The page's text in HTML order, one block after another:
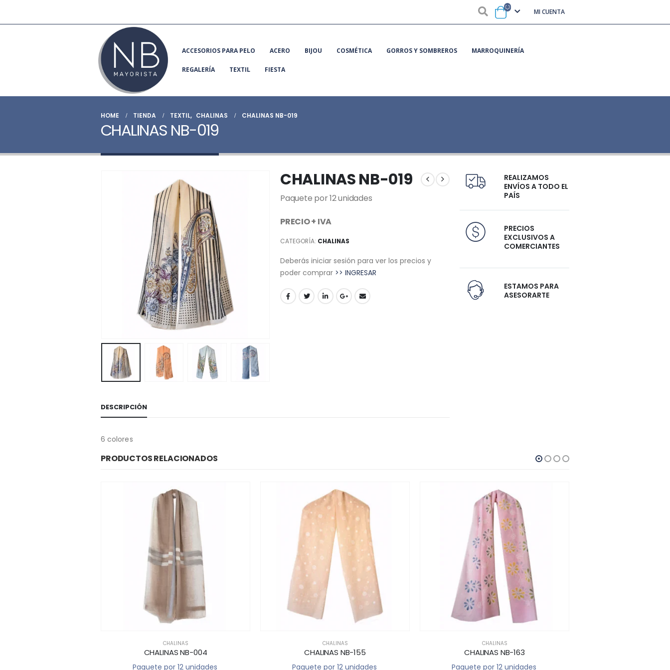
MI CUENTA
ACCESORIOS PARA PELO ACERO BIJOU COSMÉTICA GORROS Y SOMBREROS MARROQUINERÍA
REGALERÍA TEXTIL FIESTA
HOME TIENDA TEXTIL, CHALINAS CHALINAS NB-019
CHALINAS NB-019
CHALINAS NB-019
Paquete por 12 unidades
PRECIO + IVA
CATEGORÍA: CHALINAS
Deberás iniciar sesión para ver los precios y
poder comprar >> INGRESAR
DESCRIPCIÓN
6 colores
REALIZAMOS
ENVÍOS A TODO EL
PAÍS
PRECIOS
EXCLUSIVOS A
COMERCIANTES
ESTAMOS PARA
ASESORARTE
PRODUCTOS RELACIONADOS
CHALINAS NB-155
Paquete por 12 unidades
CHALINAS NB-163
Paquete por 12 unidades
CHALINAS NB-164
Paquete por 12 unidades